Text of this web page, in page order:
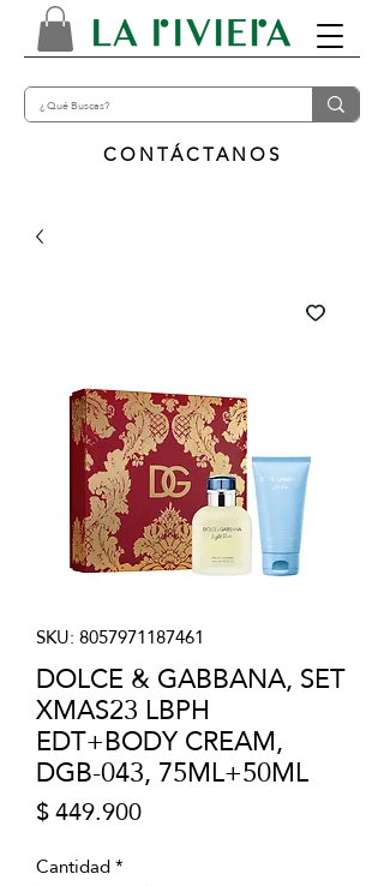
CONTÁCTANOS
SKU: 8057971187461
DOLCE & GABBANA, SET
XMAS23 LBPH
EDT+BODY CREAM,
DGB-043, 75ML+50ML
$ 449.900Precio
Cantidad*